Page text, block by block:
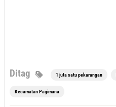
Ditag 1 juta satu pekarangan
Kecamatan Pagimana